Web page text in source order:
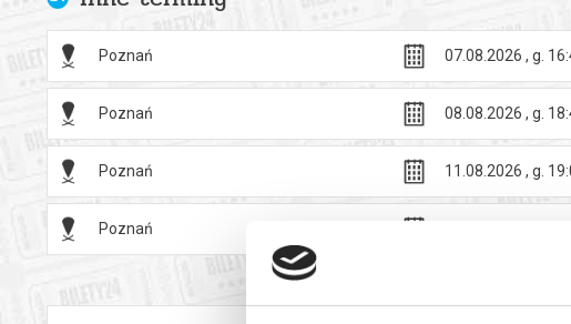
Poznań 07.08.2026 , g.
Poznań 08.08.2026 , g.
Poznań 11.08.2026 , g.
Poznań